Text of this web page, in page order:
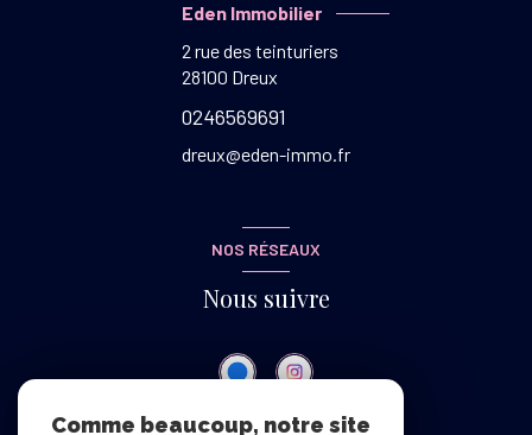
Eden Immobilier
2 rue des teinturiers
28100 Dreux
0246569691
dreux@eden-immo.fr
NOS RÉSEAUX
Nous suivre
Comme beaucoup, notre site